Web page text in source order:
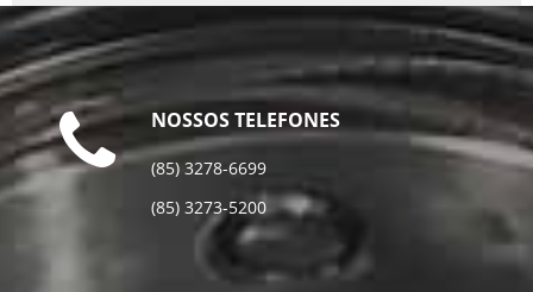
NOSSOS TELEFONES
(85) 3278-6699
(85) 3273-5200